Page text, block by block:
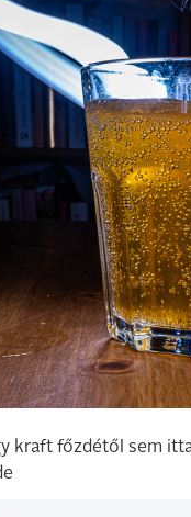
kraft főzdétől sem